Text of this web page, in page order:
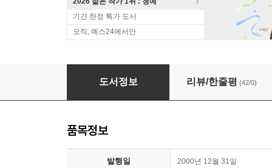
기간 한정 특가 도서
오직, 예스24에서만
나는 이제 니가 지겨워
도서정보 리뷰/한줄평 (42/0)
품목정보
발행일 2000년 12월 31일